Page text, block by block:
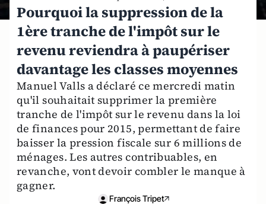
Pourquoi la suppression de la
1ère tranche de l'impôt sur le
revenu reviendra à paupériser
davantage les classes moyennes
Manuel Valls a déclaré ce mercredi matin
qu'il souhaitait supprimer la première
tranche de l'impôt sur le revenu dans la loi
de finances pour 2015, permettant de faire
baisser la pression fiscale sur 6 millions de
ménages. Les autres contribuables, en
revanche, vont devoir combler le manque à
gagner.
François Tripet